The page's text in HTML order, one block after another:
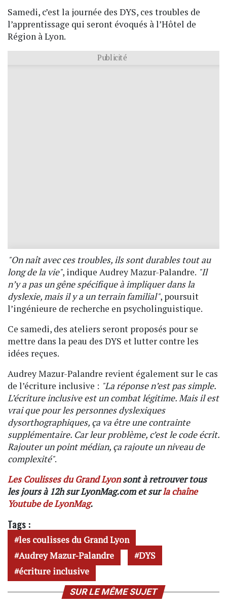
Samedi, c’est la journée des DYS, ces troubles de
l’apprentissage qui seront évoqués à l’Hôtel de
Région à Lyon.
Publicité
"On naît avec ces troubles, ils sont durables tout au
long de la vie", indique Audrey Mazur-Palandre. "Il
n’y a pas un gêne spécifique à impliquer dans la
dyslexie, mais il y a un terrain familial", poursuit
l’ingénieure de recherche en psycholinguistique.
Ce samedi, des ateliers seront proposés pour se
mettre dans la peau des DYS et lutter contre les
idées reçues.
Audrey Mazur-Palandre revient également sur le cas
de l’écriture inclusive : "La réponse n’est pas simple.
L’écriture inclusive est un combat légitime. Mais il est
vrai que pour les personnes dyslexiques
dysorthographiques, ça va être une contrainte
supplémentaire. Car leur problème, c’est le code écrit.
Rajouter un point médian, ça rajoute un niveau de
complexité".
Les Coulisses du Grand Lyonsont à retrouver tous
les jours à 12h sur LyonMag.com et surla chaîne
Youtube de LyonMag.
Tags :
les coulisses du Grand Lyon
Audrey Mazur-Palandre
DYS
écriture inclusive
SUR LE MÊME SUJET